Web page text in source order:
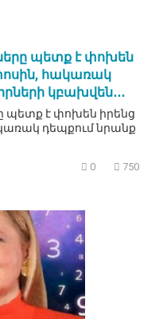
պետք է փոխեն
հակառակ
կբախվեն․․․
պետք է փոխեն իրենց
դեպքում նրանք
0 750